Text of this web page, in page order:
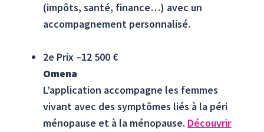
(impôts, santé, finance…) avec un
accompagnement personnalisé.
2e Prix –12 500 €
Omena
L’application accompagne les femmes
vivant avec des symptômes liés à la péri
ménopause et à la ménopause. Découvrir